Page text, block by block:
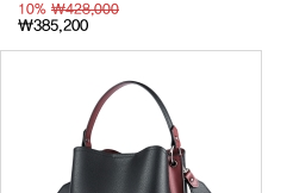
10% ₩428,000
₩385,200